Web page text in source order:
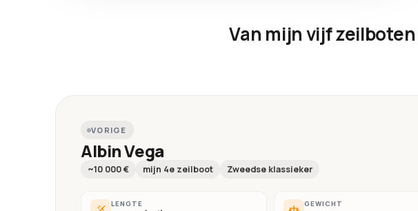
Van mijn vijf zeilboten
VORIGE
Albin Vega
~10 000 € mijn 4e zeilboot Zweedse klassieker
LENGTE GEWICHT